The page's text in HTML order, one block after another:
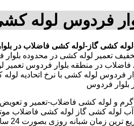
فردوس لوله
کشی گاز-لوله کشی فاضلاب در
در منطقه بلوار فردوس
فردوس لوله کشی با نرخ اتحادیه
بلوار فردوس
و لوله کشی فاضلاب-تعمیر و
لوله کشی گاز لوله کشی فاضلاب
زمان شبانه روزی بصورت 24 ساعته